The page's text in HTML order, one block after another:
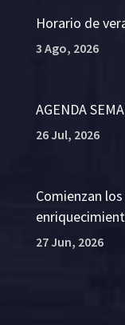
Horario de
3 Ago, 2026
AGENDA
26 Jul, 2026
Comienzan
27 Jun, 2026